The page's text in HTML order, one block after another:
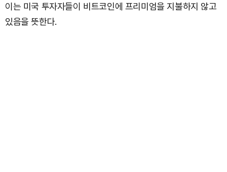
이는 미국 투자자들이 비트코인에 프리미엄을 지불하지 않고
있음을 뜻한다.